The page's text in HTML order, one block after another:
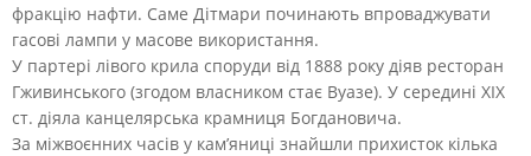
фракцію нафти. Саме Дітмари починають впроваджувати
гасові лампи у масове використання.
У партері лівого крила споруди від 1888 року діяв ресторан
Гживинського (згодом власником стає Вуазе). У середині XIX
ст. діяла канцелярська крамниця Богдановича.
За міжвоєнних часів у кам’яниці знайшли прихисток кілька